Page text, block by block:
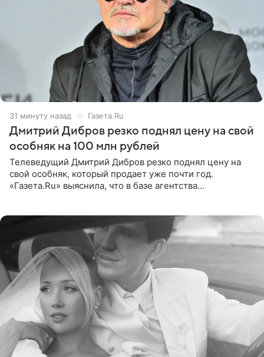
31 минуту назад Газета.Ru
Дмитрий Дибров резко поднял цену на свой
особняк на 100 млн рублей
Телеведущий Дмитрий Дибров резко поднял цену на
свой особняк, который продает уже почти год.
«Газета.Ru» выяснила, что в базе агентства